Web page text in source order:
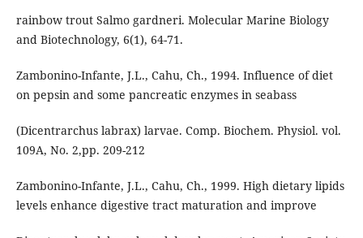
rainbow trout Salmo gardneri. Molecular Marine Biology
and Biotechnology, 6(1), 64-71.
Zambonino-Infante, J.L., Cahu, Ch., 1994. Influence of diet
on pepsin and some pancreatic enzymes in seabass
(Dicentrarchus labrax) larvae. Comp. Biochem. Physiol. vol.
109A, No. 2,pp. 209-212
Zambonino-Infante, J.L., Cahu, Ch., 1999. High dietary lipids
levels enhance digestive tract maturation and improve